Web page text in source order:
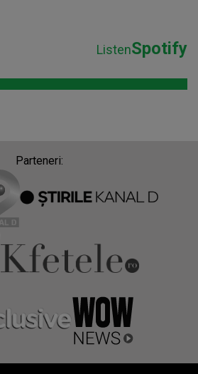
ListenSpotify
Parteneri: